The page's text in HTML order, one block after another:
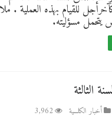
2018 كآخرأجل للقيام بهذه
يتحمل مسؤليته.
الثالثة
أخبار الكلـــية 3,962